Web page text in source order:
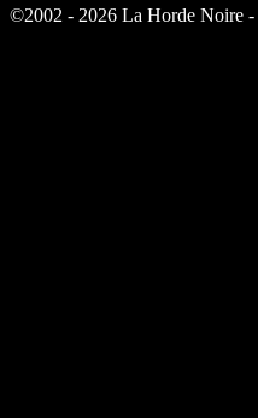
©2002 - 2026 La Horde Noire -